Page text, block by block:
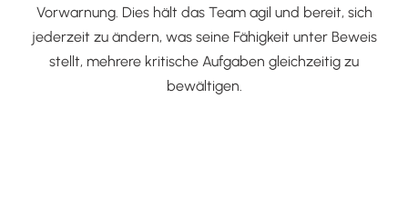
Vorwarnung. Dies hält das Team agil und bereit, sich
jederzeit zu ändern, was seine Fähigkeit unter Beweis
stellt, mehrere kritische Aufgaben gleichzeitig zu
bewältigen.